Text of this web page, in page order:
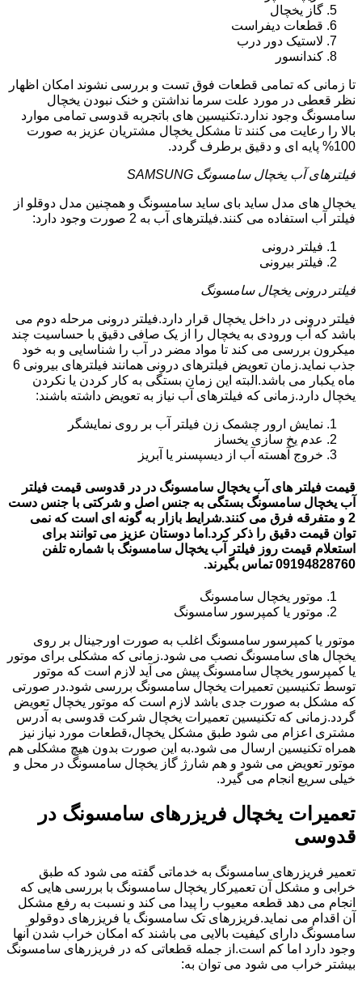
گاز یخچال
قطعات دیفراست
لاستیک دور درب
کندانسور
تا زمانی که تمامی قطعات فوق تست و بررسی نشوند امکان اظهار
نظر قعطی در مورد علت سرما نداشتن و خنک نبودن یخچال
سامسونگ وجود ندارد.تکنیسین های باتجربه قدوسی تمامی موارد
بالا را رعایت می کنند تا مشکل یخچال مشتریان عزیز به صورت
100% پایه ای و دقیق برطرف گردد.
فیلترهای آب یخچال سامسونگ SAMSUNG
یخچال های مدل ساید بای ساید سامسونگ و همچنین مدل دوقلو از
فیلتر آب استفاده می کنند.فیلترهای آب به 2 صورت وجود دارد:
فیلتر درونی
فیلتر بیرونی
فیلتر درونی یخچال سامسونگ
فیلتر درونی در داخل یخچال قرار دارد.فیلتر درونی مرحله دوم می
باشد که آب ورودی به یخچال را از یک صافی دقیق با حساسیت چند
میکرون بررسی می کند تا مواد مضر در آب را شناسایی و به خود
جذب نماید.زمان تعویض فیلترهای درونی همانند فیلترهای بیرونی 6
ماه یکبار می باشد.البته این زمان بستگی به کار کردن یا نکردن
یخچال دارد.زمانی که فیلترهای آب نیاز به تعویض داشته باشند:
نمایش ارور چشمک زن فیلتر آب بر روی نمایشگر
عدم یخ سازی یخساز
خروج آهسته آب از دیسپسنر یا آبریز
قیمت فیلتر های آب یخچال سامسونگ در در قدوسی قیمت فیلتر
آب یخچال سامسونگ بستگی به جنس اصل و شرکتی با جنس دست
2 و متفرقه فرق می کنند.شرایط بازار به گونه ای است که نمی
توان قیمت دقیق را ذکر کرد.اما دوستان عزیز می توانند برای
استعلام قیمت روز فیلتر آب یخچال سامسونگ با شماره تلفن
09194828760 تماس بگیرند.
موتور یخچال سامسونگ
موتور یا کمپرسور سامسونگ
موتور یا کمپرسور سامسونگ اغلب به صورت اورجینال بر روی
یخچال های سامسونگ نصب می شود.زمانی که مشکلی برای موتور
یا کمپرسور یخچال سامسونگ پیش می آید لازم است که موتور
توسط تکنیسین تعمیرات یخچال سامسونگ بررسی شود.در صورتی
که مشکل به صورت جدی باشد لازم است که موتور یخچال تعویض
گردد.زمانی که تکنیسین تعمیرات یخچال شرکت قدوسی به آدرس
مشتری اعزام می شود طبق مشکل یخچال،قطعات مورد نیاز نیز
همراه تکنیسین ارسال می شود.به این صورت بدون هیچ مشکلی هم
موتور تعویض می شود و هم شارژ گاز یخچال سامسونگ در محل و
خیلی سریع انجام می گیرد.
تعمیرات یخچال فریزرهای سامسونگ در
قدوسی
تعمیر فریزرهای سامسونگ به خدماتی گفته می شود که طبق
خرابی و مشکل آن تعمیرکار یخچال سامسونگ با بررسی هایی که
انجام می دهد قطعه معیوب را پیدا می کند و نسبت به رفع مشکل
آن اقدام می نماید.فریزرهای تک سامسونگ یا فریزرهای دوقولو
سامسونگ دارای کیفیت بالایی می باشند که امکان خراب شدن آنها
وجود دارد اما کم است.از جمله قطعاتی که در فریزرهای سامسونگ
بیشتر خراب می شود می توان به: